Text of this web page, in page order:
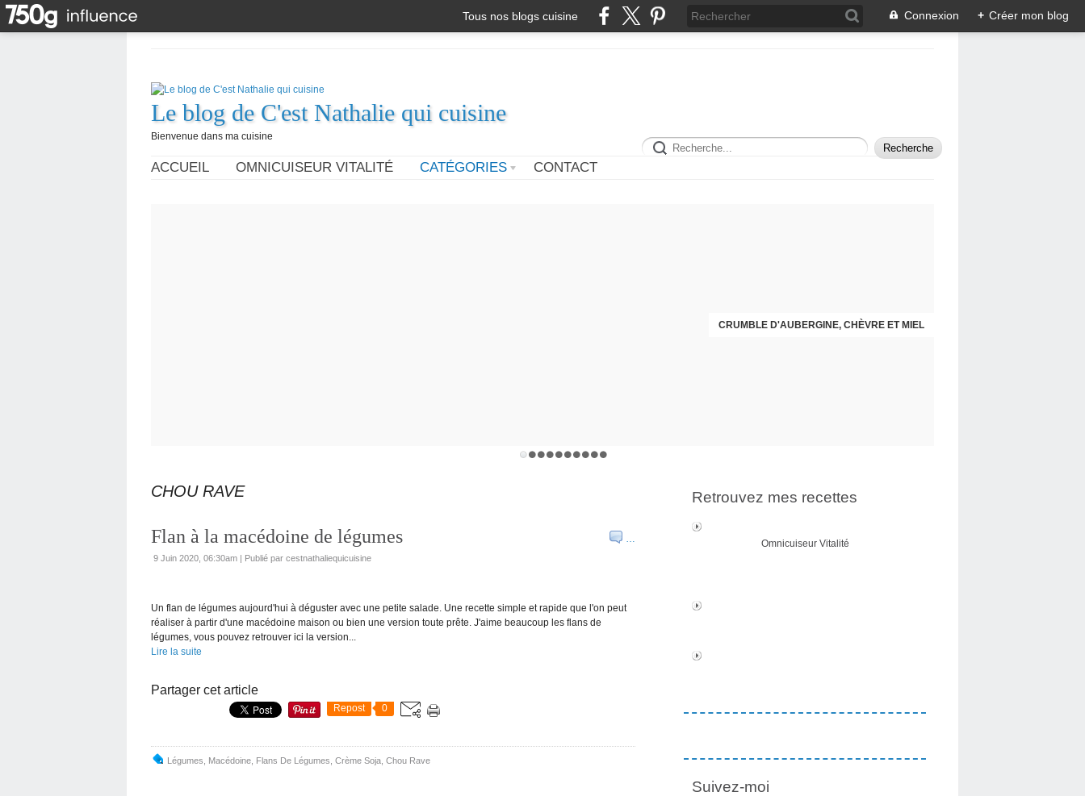
Tous nos blogs cuisine Connexion + Créer mon blog
Le blog de C'est Nathalie qui cuisine
Bienvenue dans ma cuisine
ACCUEIL OMNICUISEUR VITALITÉ CATÉGORIES CONTACT
CRUMBLE D'AUBERGINE, CHÈVRE ET MIEL
SAUTÉ DE VEAU À LA PROVENÇALE
CHOU RAVE
…
Flan à la macédoine de légumes
9 Juin 2020, 06:30am | Publié par cestnathaliequicuisine
Un flan de légumes aujourd'hui à déguster avec une petite salade. Une recette simple et rapide que l'on peut
réaliser à partir d'une macédoine maison ou bien une version toute prête. J'aime beaucoup les flans de
légumes, vous pouvez retrouver ici la version...
Lire la suite
Partager cet article
Repost 0
Légumes Macédoine Flans De Légumes Crème Soja Chou Rave
Retrouvez mes recettes
Omnicuiseur Vitalité
Suivez-moi